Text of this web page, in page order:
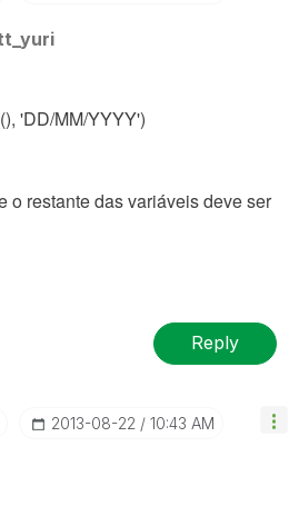
'DD/MM/YYYY')
o restante das variáveis deve ser
Reply
‎2013-08-22 10:43 AM